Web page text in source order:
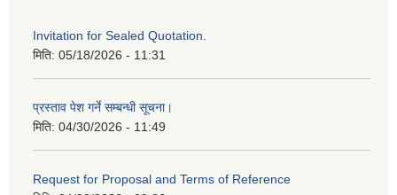
Invitation for Sealed Quotation.
मिति: 05/18/2026 - 11:31
प्रस्ताव पेश गर्ने सम्बन्धी सूचना।
मिति: 04/30/2026 - 11:49
Request for Proposal and Terms of Reference